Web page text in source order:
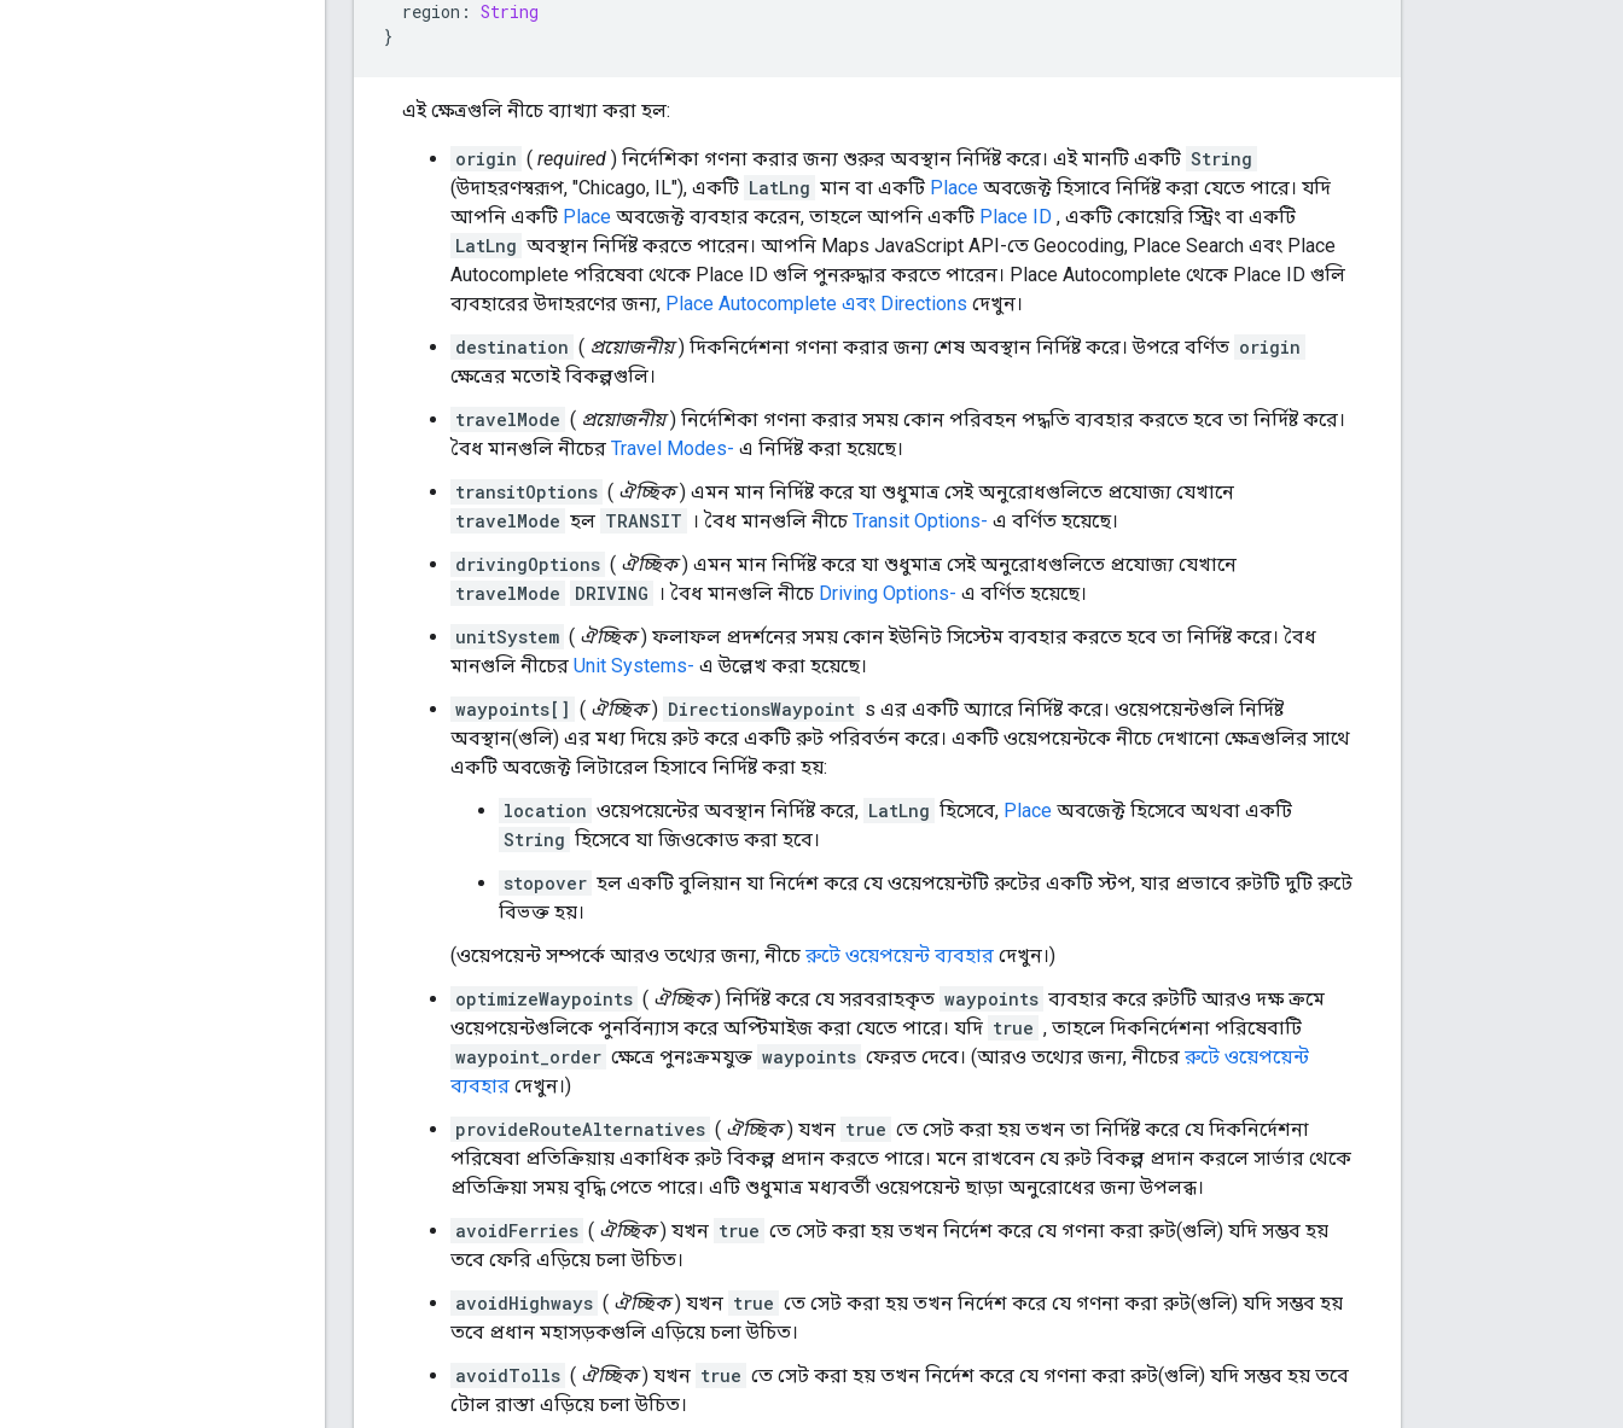
region : String
}
এই ক্ষেত্রগুলি নীচে ব্যাখ্যা করা হল:
origin ( required ) নির্দেশিকা গণনা করার জন্য শুরুর অবস্থান নির্দিষ্ট করে। এই মানটি একটি String
(উদাহরণস্বরূপ, "Chicago, IL"), একটি LatLng মান বা একটি Place অবজেক্ট হিসাবে নির্দিষ্ট করা যেতে পারে। যদি
আপনি একটি Place অবজেক্ট ব্যবহার করেন, তাহলে আপনি একটি Place ID , একটি কোয়েরি স্ট্রিং বা একটি
LatLng অবস্থান নির্দিষ্ট করতে পারেন। আপনি Maps JavaScript API-তে Geocoding, Place Search এবং Place
Autocomplete পরিষেবা থেকে Place ID গুলি পুনরুদ্ধার করতে পারেন। Place Autocomplete থেকে Place ID গুলি
ব্যবহারের উদাহরণের জন্য, Place Autocomplete এবং Directions দেখুন।
destination ( প্রয়োজনীয়) দিকনির্দেশনা গণনা করার জন্য শেষ অবস্থান নির্দিষ্ট করে। উপরে বর্ণিত origin
ক্ষেত্রের মতোই বিকল্পগুলি।
travelMode ( প্রয়োজনীয়) নির্দেশিকা গণনা করার সময় কোন পরিবহন পদ্ধতি ব্যবহার করতে হবে তা নির্দিষ্ট করে।
বৈধ মানগুলি নীচের Travel Modes- এ নির্দিষ্ট করা হয়েছে।
transitOptions ( ঐচ্ছিক) এমন মান নির্দিষ্ট করে যা শুধুমাত্র সেই অনুরোধগুলিতে প্রযোজ্য যেখানে
travelMode হল TRANSIT । বৈধ মানগুলি নীচে Transit Options- এ বর্ণিত হয়েছে।
drivingOptions ( ঐচ্ছিক) এমন মান নির্দিষ্ট করে যা শুধুমাত্র সেই অনুরোধগুলিতে প্রযোজ্য যেখানে
travelMode
DRIVING । বৈধ মানগুলি নীচে Driving Options- এ বর্ণিত হয়েছে।
unitSystem ( ঐচ্ছিক) ফলাফল প্রদর্শনের সময় কোন ইউনিট সিস্টেম ব্যবহার করতে হবে তা নির্দিষ্ট করে। বৈধ
মানগুলি নীচের Unit Systems- এ উল্লেখ করা হয়েছে।
waypoints[] ( ঐচ্ছিক) DirectionsWaypoint s এর একটি অ্যারে নির্দিষ্ট করে। ওয়েপয়েন্টগুলি নির্দিষ্ট
অবস্থান(গুলি) এর মধ্য দিয়ে রুট করে একটি রুট পরিবর্তন করে। একটি ওয়েপয়েন্টকে নীচে দেখানো ক্ষেত্রগুলির সাথে
একটি অবজেক্ট লিটারেল হিসাবে নির্দিষ্ট করা হয়:
location ওয়েপয়েন্টের অবস্থান নির্দিষ্ট করে, LatLng হিসেবে, Place অবজেক্ট হিসেবে অথবা একটি
String হিসেবে যা জিওকোড করা হবে।
stopover হল একটি বুলিয়ান যা নির্দেশ করে যে ওয়েপয়েন্টটি রুটের একটি স্টপ, যার প্রভাবে রুটটি দুটি রুটে
বিভক্ত হয়।
(ওয়েপয়েন্ট সম্পর্কে আরও তথ্যের জন্য, নীচে রুটে ওয়েপয়েন্ট ব্যবহার দেখুন।)
optimizeWaypoints ( ঐচ্ছিক) নির্দিষ্ট করে যে সরবরাহকৃত waypoints ব্যবহার করে রুটটি আরও দক্ষ ক্রমে
ওয়েপয়েন্টগুলিকে পুনর্বিন্যাস করে অপ্টিমাইজ করা যেতে পারে। যদি true , তাহলে দিকনির্দেশনা পরিষেবাটি
waypoint_order ক্ষেত্রে পুনঃক্রমযুক্ত waypoints ফেরত দেবে। (আরও তথ্যের জন্য, নীচের রুটে ওয়েপয়েন্ট
ব্যবহার দেখুন।)
provideRouteAlternatives ( ঐচ্ছিক) যখন true তে সেট করা হয় তখন তা নির্দিষ্ট করে যে দিকনির্দেশনা
পরিষেবা প্রতিক্রিয়ায় একাধিক রুট বিকল্প প্রদান করতে পারে। মনে রাখবেন যে রুট বিকল্প প্রদান করলে সার্ভার থেকে
প্রতিক্রিয়া সময় বৃদ্ধি পেতে পারে। এটি শুধুমাত্র মধ্যবর্তী ওয়েপয়েন্ট ছাড়া অনুরোধের জন্য উপলব্ধ।
avoidFerries ( ঐচ্ছিক) যখন true তে সেট করা হয় তখন নির্দেশ করে যে গণনা করা রুট(গুলি) যদি সম্ভব হয়
তবে ফেরি এড়িয়ে চলা উচিত।
avoidHighways ( ঐচ্ছিক) যখন true তে সেট করা হয় তখন নির্দেশ করে যে গণনা করা রুট(গুলি) যদি সম্ভব হয়
তবে প্রধান মহাসড়কগুলি এড়িয়ে চলা উচিত।
avoidTolls ( ঐচ্ছিক) যখন true তে সেট করা হয় তখন নির্দেশ করে যে গণনা করা রুট(গুলি) যদি সম্ভব হয় তবে
টোল রাস্তা এড়িয়ে চলা উচিত।